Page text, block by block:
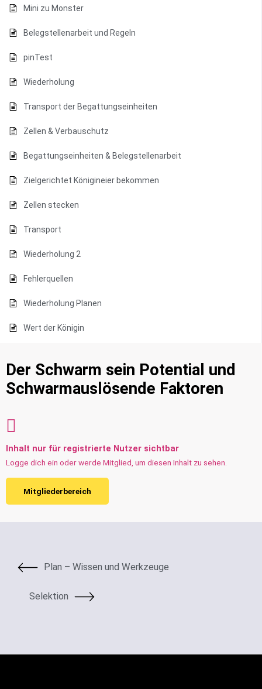
Mini zu Monster
Belegstellenarbeit und Regeln
pinTest
Wiederholung
Transport der Begattungseinheiten
Zellen & Verbauschutz
Begattungseinheiten & Belegstellenarbeit
Zielgerichtet Königineier bekommen
Zellen stecken
Transport
Wiederholung 2
Fehlerquellen
Wiederholung Planen
Wert der Königin
Der Schwarm sein Potential und
Schwarmauslösende Faktoren
Inhalt nur für registrierte Nutzer sichtbar
Logge dich ein oder werde Mitglied, um diesen Inhalt zu sehen.
Mitgliederbereich
Plan – Wissen und Werkzeuge
Selektion